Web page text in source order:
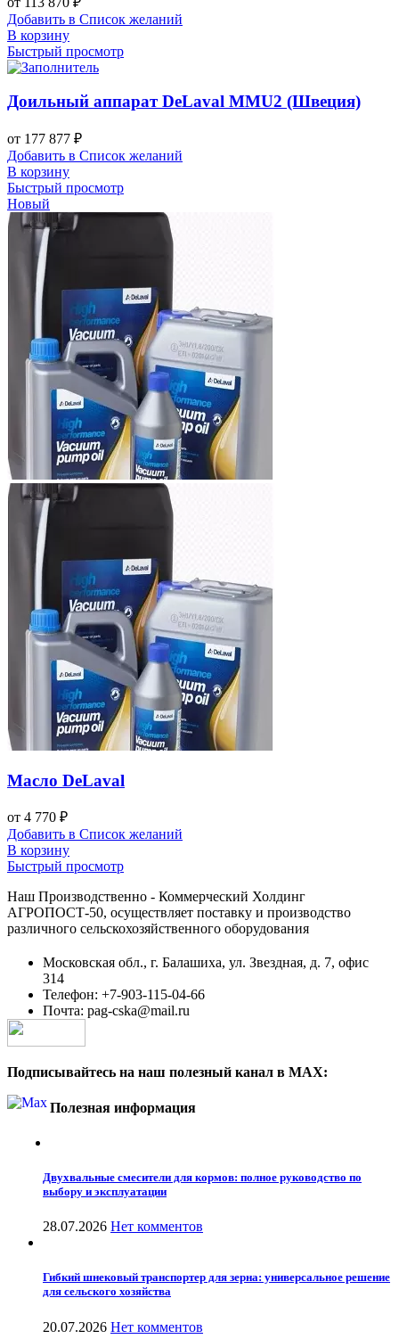
Добавить в Список желаний
В корзину
Быстрый просмотр
Доильный аппарат DeLaval MMU2 (Швеция)
от 177 877 ₽
Добавить в Список желаний
В корзину
Быстрый просмотр
Новый
Масло DeLaval
от 4 770 ₽
Добавить в Список желаний
В корзину
Быстрый просмотр
Наш Производственно - Коммерческий Холдинг
АГРОПОСТ-50, осуществляет поставку и производство
различного сельскохозяйственного оборудования
Московская обл., г. Балашиха, ул. Звездная, д. 7, офис
314
Телефон: +7-903-115-04-66
Почта: pag-cska@mail.ru
Подписывайтесь на наш полезный канал в MAX:
Полезная информация
Двухвальные смесители для кормов: полное руководство по
выбору и эксплуатации
28.07.2026 Нет комментов
Гибкий шнековый транспортер для зерна: универсальное решение
для сельского хозяйства
20.07.2026 Нет комментов